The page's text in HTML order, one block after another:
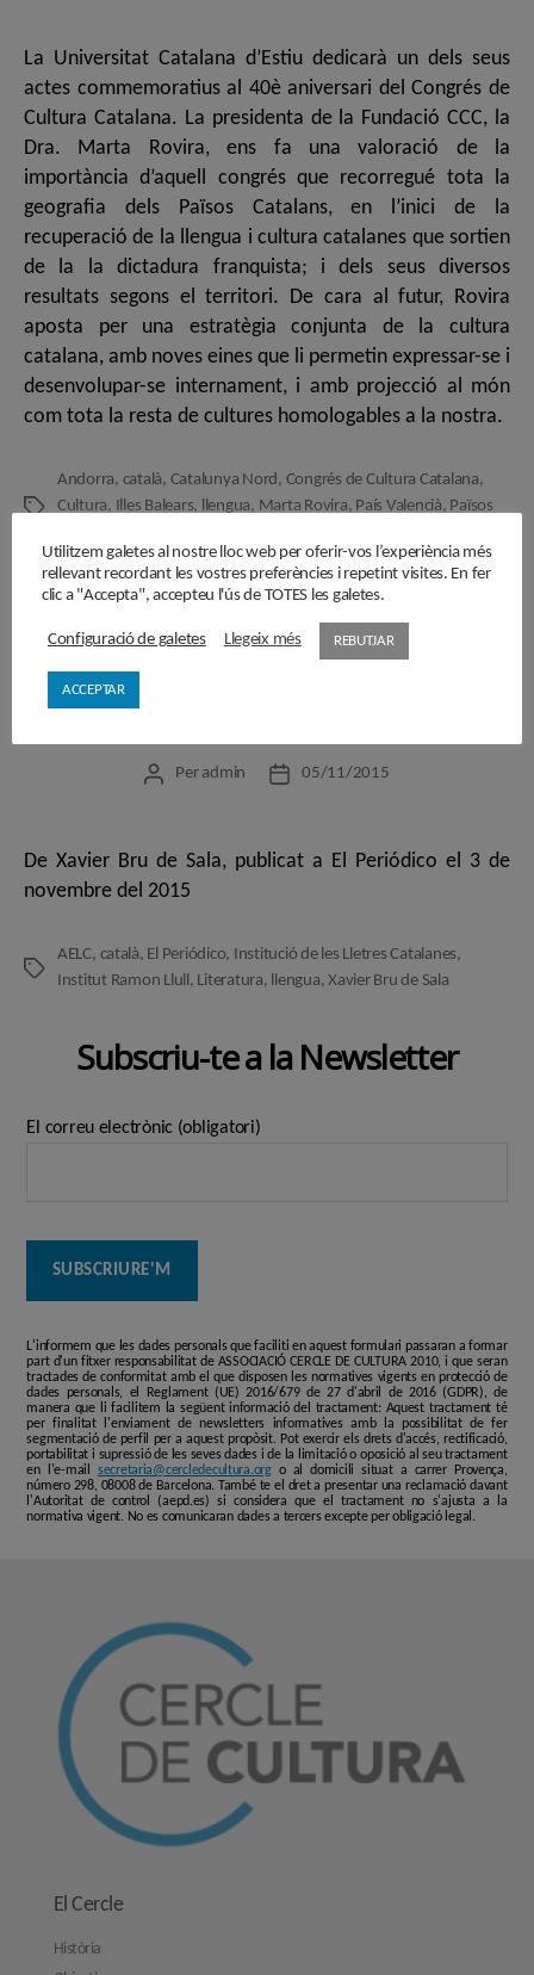
La Universitat Catalana d’Estiu dedicarà un dels seus
actes commemoratius al 40è aniversari del Congrés de
Cultura Catalana. La presidenta de la Fundació CCC, la
Dra. Marta Rovira, ens fa una valoració de la
importància d’aquell congrés que recorregué tota la
geografia dels Països Catalans, en l’inici de la
recuperació de la llengua i cultura catalanes que sortien
de la la dictadura franquista; i dels seus diversos
resultats segons el territori. De cara al futur, Rovira
aposta per una estratègia conjunta de la cultura
catalana, amb noves eines que li permetin expressar-se i
desenvolupar-se internament, i amb projecció al món
com tota la resta de cultures homologables a la nostra.
Etiquetes
Andorra, català, Catalunya Nord , Congrés de Cultura Catalana,
Cultura, Illes Balears, llengua, Marta Rovira, País Valencià, Països
Categories
Bàlsam lingüístic
Autor
Per admin
Data05/11/2015
De Xavier Bru de Sala, publicat a El Periódico el 3 de
novembre del 2015
Etiquetes
AELC, català, El Periódico, Institució de les Lletres Catalanes,
Institut Ramon Llull, Literatura, llengua,Xavier Bru de Sala
Subscriu-te a la Newsletter
El correu electrònic (obligatori)
L'informem que les dades personals que faciliti en aquest formulari passaran a formar
part d'un fitxer responsabilitat de ASSOCIACIÓ CERCLE DE CULTURA 2010, i que seran
tractades de conformitat amb el que disposen les normatives vigents en protecció de
dades personals, el Reglament (UE) 2016/679 de 27 d'abril de 2016 (GDPR), de
manera que li facilitem la següent informació del tractament: Aquest tractament té
per finalitat l'enviament de newsletters informatives amb la possibilitat de fer
segmentació de perfil per a aquest propòsit. Pot exercir els drets d'accés, rectificació,
portabilitat i supressió de les seves dades i de la limitació o oposició al seu tractament
en l'e-mail secretaria@cercledecultura.orgo al domicili situat a carrer Provença,
número 298, 08008 de Barcelona. També te el dret a presentar una reclamació davant
l'Autoritat de control (aepd.es) si considera que el tractament no s'ajusta a la
normativa vigent. No es comunicaran dades a tercers excepte per obligació legal.
El Cercle
Història
Utilitzem galetes al nostre lloc web per oferir-vos l’experiència més
rellevant recordant les vostres preferències i repetint visites. En fer
clic a "Accepta", accepteu l'ús de TOTES les galetes.
Configuració de galetes Llegeix més REBUTJAR
ACCEPTAR